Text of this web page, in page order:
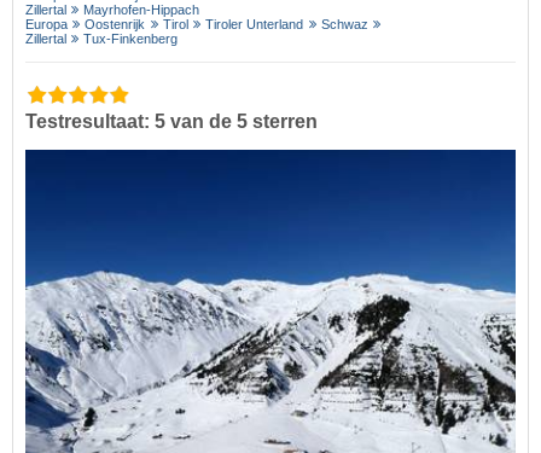
Zillertal
Mayrhofen-Hippach
Europa
Oostenrijk Tirol Tiroler Unterland
Schwaz
Zillertal
Tux-Finkenberg
Testresultaat: 5 van de 5 sterren